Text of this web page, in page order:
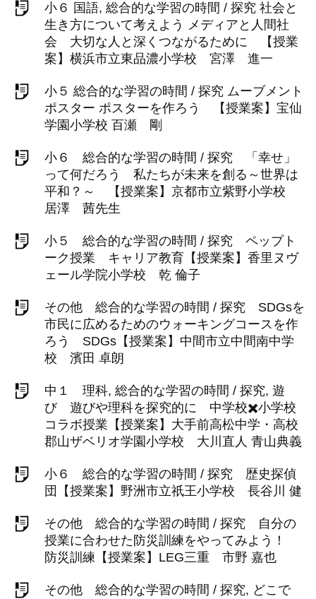
小６ 国語, 総合的な学習の時間 / 探究 社会と
生き方について考えよう メディアと人間社
会 大切な人と深くつながるために 【授業
案】横浜市立東品濃小学校 宮澤 進一
小５ 総合的な学習の時間 / 探究 ムーブメント
ポスター ポスターを作ろう 【授業案】宝仙
学園小学校 百瀬 剛
小６ 総合的な学習の時間 / 探究 「幸せ」
って何だろう 私たちが未来を創る～世界は
平和？～ 【授業案】京都市立紫野小学校
居澤 茜先生
小５ 総合的な学習の時間 / 探究 ペップト
ーク授業 キャリア教育【授業案】香里ヌヴ
ェール学院小学校 乾 倫子
その他 総合的な学習の時間 / 探究 SDGsを
市民に広めるためのウォーキングコースを作
ろう SDGs【授業案】中間市立中間南中学
校 濱田 卓朗
中１ 理科, 総合的な学習の時間 / 探究, 遊
び 遊びや理科を探究的に 中学校✖️小学校
コラボ授業【授業案】大手前高松中学・高校
郡山ザベリオ学園小学校 大川直人 青山典義
小６ 総合的な学習の時間 / 探究 歴史探偵
団【授業案】野洲市立祇王小学校 長谷川 健
その他 総合的な学習の時間 / 探究 自分の
授業に合わせた防災訓練をやってみよう！
防災訓練【授業案】LEG三重 市野 嘉也
その他 総合的な学習の時間 / 探究, どこで